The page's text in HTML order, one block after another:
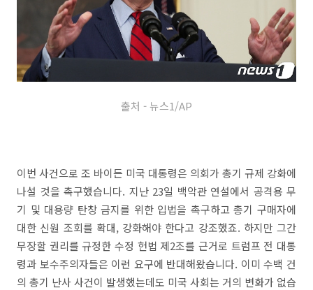
출처 - 뉴스1/AP
이번 사건으로 조 바이든 미국 대통령은 의회가 총기 규제 강화에
나설 것을 촉구했습니다. 지난 23일 백악관 연설에서 공격용 무
기 및 대용량 탄창 금지를 위한 입법을 촉구하고 총기 구매자에
대한 신원 조회를 확대, 강화해야 한다고 강조했죠. 하지만 그간
무장할 권리를 규정한 수정 헌법 제2조를 근거로 트럼프 전 대통
령과 보수주의자들은 이런 요구에 반대해왔습니다. 이미 수백 건
의 총기 난사 사건이 발생했는데도 미국 사회는 거의 변화가 없습